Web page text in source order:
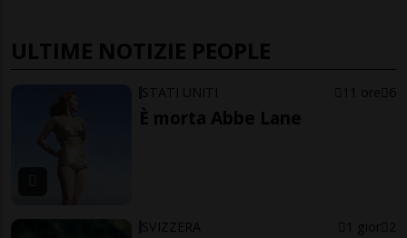
ULTIME NOTIZIE PEOPLE
STATI UNITI 11 ore 6
È morta Abbe Lane
SVIZZERA 1 gior 2